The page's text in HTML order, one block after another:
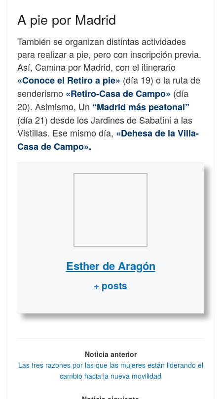
A pie por Madrid
También se organizan distintas actividades
para realizar a pie, pero con inscripción previa.
Así, Camina por Madrid, con el itinerario
«Conoce el Retiro a pie» (día 19) o la ruta de
senderismo «Retiro-Casa de Campo» (día
20). Asimismo, Un “Madrid más peatonal”
(día 21) desde los Jardines de Sabatini a las
Vistillas. Ese mismo día, «Dehesa de la Villa-
Casa de Campo».
Esther de Aragón
+ posts
Noticia anterior
Las tres razones por las que las mujeres están liderando el
cambio hacia la nueva movilidad